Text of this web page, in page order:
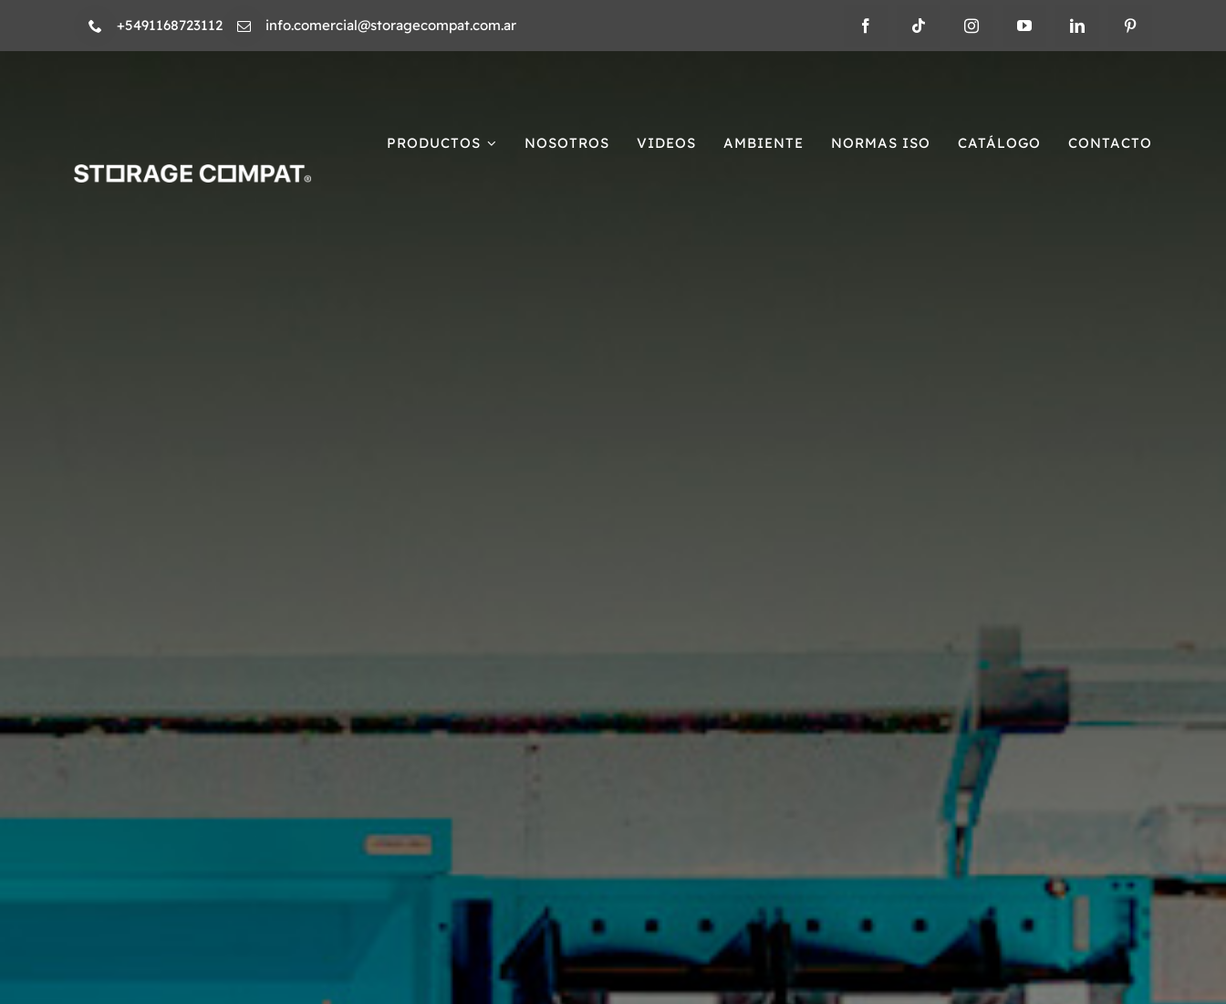
+5491168723112 info.comercial@storagecompat.com.ar
PRODUCTOS NOSOTROS VIDEOS AMBIENTE NORMAS ISO CATÁLOGO CONTACTO